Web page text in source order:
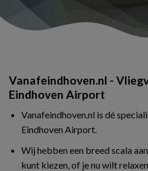
Vanafeindhoven.nl -
Eindhoven Airport
Vanafeindhoven.nl is dé
Eindhoven Airport.
Wij hebben een breed scala
kunt kiezen, of je nu wilt